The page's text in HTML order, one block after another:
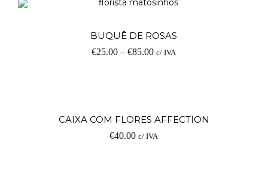
BUQUÊ DE ROSAS
€25.00 –€85.00 c/ IVA
CAIXA COM FLORES AFFECTION
€40.00 c/ IVA